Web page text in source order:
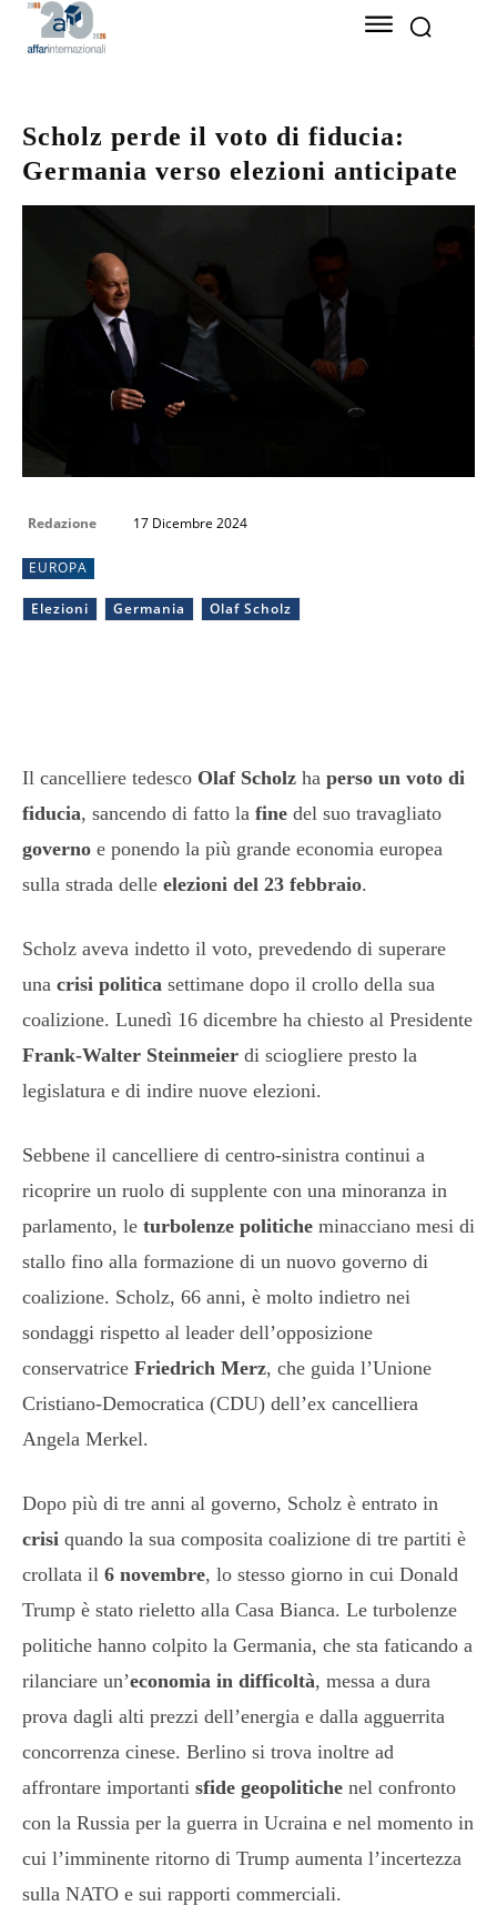
Scholz perde il voto di fiducia:
Germania verso elezioni anticipate
Redazione 17 Dicembre 2024
EUROPA
Elezioni Germania Olaf Scholz
Il cancelliere tedesco Olaf Scholz ha perso un voto di
fiducia, sancendo di fatto la fine del suo travagliato
governo e ponendo la più grande economia europea
sulla strada delle elezioni del 23 febbraio.
Scholz aveva indetto il voto, prevedendo di superare
una crisi politica settimane dopo il crollo della sua
coalizione. Lunedì 16 dicembre ha chiesto al Presidente
Frank-Walter Steinmeier di sciogliere presto la
legislatura e di indire nuove elezioni.
Sebbene il cancelliere di centro-sinistra continui a
ricoprire un ruolo di supplente con una minoranza in
parlamento, le turbolenze politiche minacciano mesi di
stallo fino alla formazione di un nuovo governo di
coalizione. Scholz, 66 anni, è molto indietro nei
sondaggi rispetto al leader dell’opposizione
conservatrice Friedrich Merz, che guida l’Unione
Cristiano-Democratica (CDU) dell’ex cancelliera
Angela Merkel.
Dopo più di tre anni al governo, Scholz è entrato in
crisi quando la sua composita coalizione di tre partiti è
crollata il 6 novembre, lo stesso giorno in cui Donald
Trump è stato rieletto alla Casa Bianca. Le turbolenze
politiche hanno colpito la Germania, che sta faticando a
rilanciare un’economia in difficoltà, messa a dura
prova dagli alti prezzi dell’energia e dalla agguerrita
concorrenza cinese. Berlino si trova inoltre ad
affrontare importanti sfide geopolitiche nel confronto
con la Russia per la guerra in Ucraina e nel momento in
cui l’imminente ritorno di Trump aumenta l’incertezza
sulla NATO e sui rapporti commerciali.